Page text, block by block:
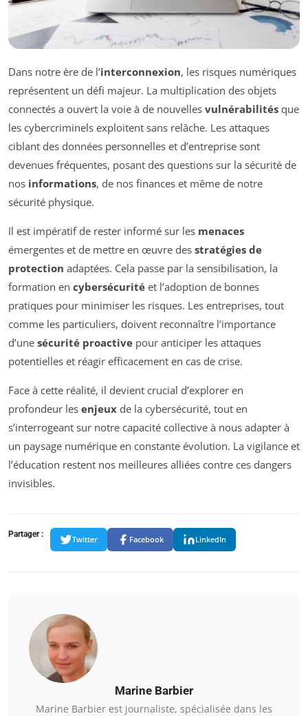
Dans notre ère de l’interconnexion, les risques numériques
représentent un défi majeur. La multiplication des objets
connectés a ouvert la voie à de nouvelles vulnérabilités que
les cybercriminels exploitent sans relâche. Les attaques
ciblant des données personnelles et d’entreprise sont
devenues fréquentes, posant des questions sur la sécurité de
nos informations, de nos finances et même de notre
sécurité physique.
Il est impératif de rester informé sur les menaces
émergentes et de mettre en œuvre des stratégies de
protection adaptées. Cela passe par la sensibilisation, la
formation en cybersécurité et l’adoption de bonnes
pratiques pour minimiser les risques. Les entreprises, tout
comme les particuliers, doivent reconnaître l’importance
d’une sécurité proactive pour anticiper les attaques
potentielles et réagir efficacement en cas de crise.
Face à cette réalité, il devient crucial d’explorer en
profondeur les enjeux de la cybersécurité, tout en
s’interrogeant sur notre capacité collective à nous adapter à
un paysage numérique en constante évolution. La vigilance et
l’éducation restent nos meilleures alliées contre ces dangers
invisibles.
Partager :
Twitter Facebook LinkedIn
Marine Barbier
Marine Barbier est journaliste, spécialisée dans les